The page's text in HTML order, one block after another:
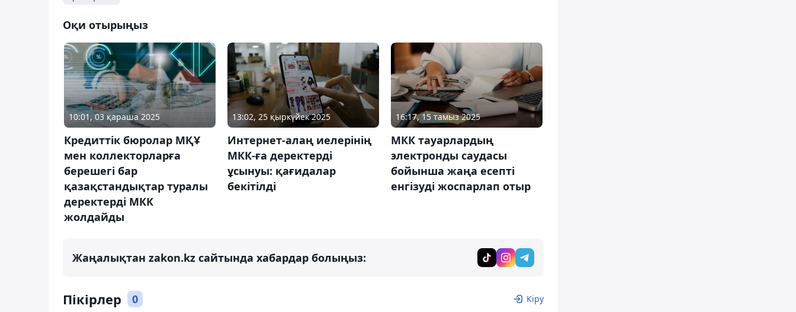
Оқи отырыңыз
10:01, 03 қараша 2025
Кредиттік бюролар МҚҰ
мен коллекторларға
берешегі бар
қазақстандықтар туралы
деректерді МКК
жолдайды
13:02, 25 қыркүйек 2025
Интернет-алаң иелерінің
МКК-ға деректерді
ұсынуы: қағидалар
бекітілді
16:17, 15 тамыз 2025
МКК тауарлардың
электронды саудасы
бойынша жаңа есепті
енгізуді жоспарлап отыр
Жаңалықтан zakon.kz сайтында хабардар болыңыз:
Пікірлер 0 Кіру